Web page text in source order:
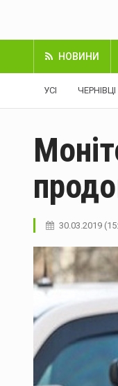
НОВИНИ
УСІ ЧЕРНІВЦІ
30.03.2019